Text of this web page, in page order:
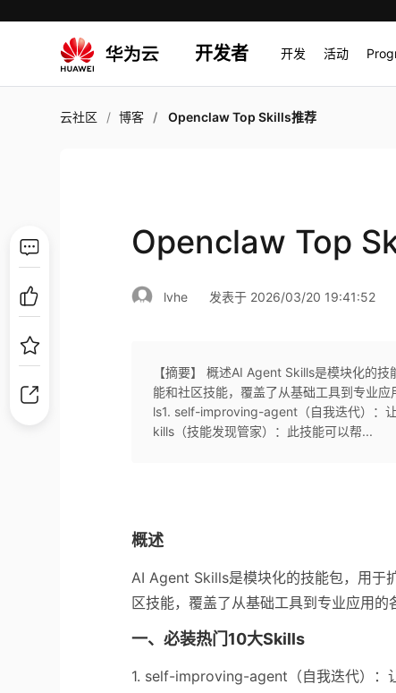
开发者 开发 活动
云社区 博客 Openclaw Top Skills推荐
Openclaw Top
lvhe 发表于 2026/03/20 19:41:52
【摘要】 概述AI Agent Skills是模块化的
能和社区技能，覆盖了从基础工具到专业
ls1. self-improving-agent（自我迭代）：
kills（技能发现管家）：此技能可以帮...
概述
AI Agent Skills是模块化的技能包，用于
区技能，覆盖了从基础工具到专业应用
一、必装热门10大Skills
1. self-improving-agent（自我迭代）：